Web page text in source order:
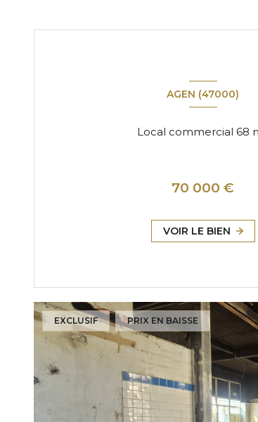
AGEN (47000)
70 000 €
VOIR LE BIEN
EXCLUSIF PRIX EN BAISSE